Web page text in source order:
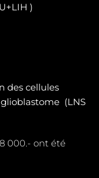
)
des cellules
(LNS
000.- ont été